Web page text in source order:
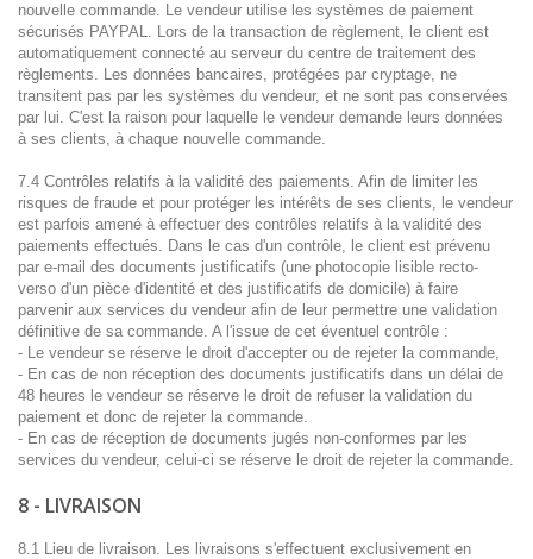
nouvelle commande. Le vendeur utilise les systèmes de paiement
sécurisés PAYPAL. Lors de la transaction de règlement, le client est
automatiquement connecté au serveur du centre de traitement des
règlements. Les données bancaires, protégées par cryptage, ne
transitent pas par les systèmes du vendeur, et ne sont pas conservées
par lui. C'est la raison pour laquelle le vendeur demande leurs données
à ses clients, à chaque nouvelle commande.
7.4 Contrôles relatifs à la validité des paiements. Afin de limiter les
risques de fraude et pour protéger les intérêts de ses clients, le vendeur
est parfois amené à effectuer des contrôles relatifs à la validité des
paiements effectués. Dans le cas d'un contrôle, le client est prévenu
par e-mail des documents justificatifs (une photocopie lisible recto-
verso d'un pièce d'identité et des justificatifs de domicile) à faire
parvenir aux services du vendeur afin de leur permettre une validation
définitive de sa commande. A l'issue de cet éventuel contrôle :
- Le vendeur se réserve le droit d'accepter ou de rejeter la commande,
- En cas de non réception des documents justificatifs dans un délai de
48 heures le vendeur se réserve le droit de refuser la validation du
paiement et donc de rejeter la commande.
- En cas de réception de documents jugés non-conformes par les
services du vendeur, celui-ci se réserve le droit de rejeter la commande.
8 - LIVRAISON
8.1 Lieu de livraison. Les livraisons s'effectuent exclusivement en